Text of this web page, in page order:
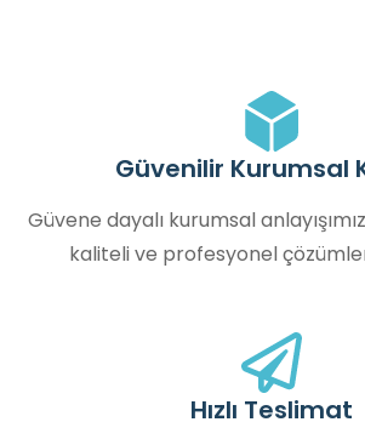
Güvenilir Kurumsal
Güvene dayalı kurumsal
kaliteli ve profesyonel
Hızlı Teslimat